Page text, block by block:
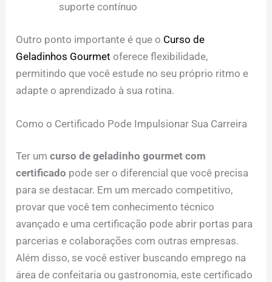
suporte contínuo
Outro ponto importante é que o Curso de
Geladinhos Gourmet oferece flexibilidade,
permitindo que você estude no seu próprio ritmo e
adapte o aprendizado à sua rotina.
Como o Certificado Pode Impulsionar Sua Carreira
Ter umcurso de geladinho gourmet com
certificado pode ser o diferencial que você precisa
para se destacar. Em um mercado competitivo,
provar que você tem conhecimento técnico
avançado e uma certificação pode abrir portas para
parcerias e colaborações com outras empresas.
Além disso, se você estiver buscando emprego na
área de confeitaria ou gastronomia, este certificado